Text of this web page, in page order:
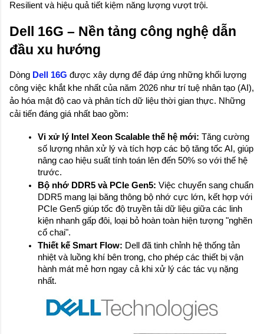
Resilient và hiệu quả tiết kiệm năng lượng vượt trội.
Dell 16G – Nền tảng công nghệ dẫn
đầu xu hướng
Dòng Dell 16G được xây dựng để đáp ứng những khối lượng
công việc khắt khe nhất của năm 2026 như trí tuệ nhân tạo (AI),
ảo hóa mật độ cao và phân tích dữ liệu thời gian thực. Những
cải tiến đáng giá nhất bao gồm:
Vi xử lý Intel Xeon Scalable thế hệ mới: Tăng cường
số lượng nhân xử lý và tích hợp các bộ tăng tốc AI, giúp
nâng cao hiệu suất tính toán lên đến 50% so với thế hệ
trước.
Bộ nhớ DDR5 và PCIe Gen5: Việc chuyển sang chuẩn
DDR5 mang lại băng thông bộ nhớ cực lớn, kết hợp với
PCIe Gen5 giúp tốc độ truyền tải dữ liệu giữa các linh
kiện nhanh gấp đôi, loại bỏ hoàn toàn hiện tượng "nghẽn
cổ chai".
Thiết kế Smart Flow: Dell đã tinh chỉnh hệ thống tản
nhiệt và luồng khí bên trong, cho phép các thiết bị vận
hành mát mẻ hơn ngay cả khi xử lý các tác vụ nặng
nhất.